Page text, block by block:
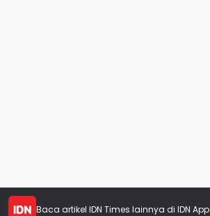
Baca artikel IDN Times lainnya di IDN App